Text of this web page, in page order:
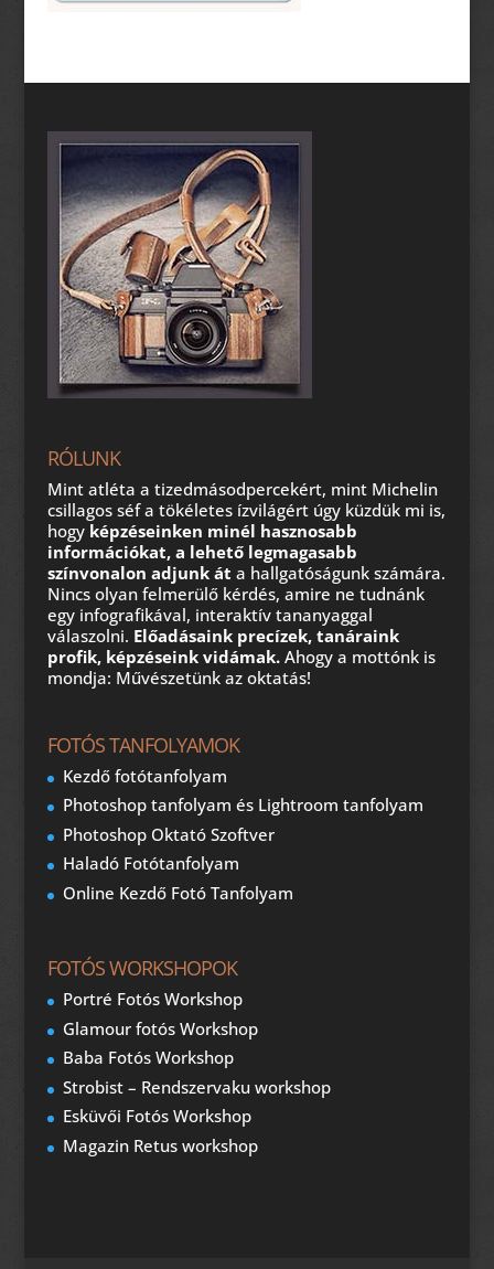
RÓLUNK
Mint atléta a tizedmásodpercekért, mint Michelin
csillagos séf a tökéletes ízvilágért úgy küzdük mi is,
hogy képzéseinken minél hasznosabb
információkat, a lehető legmagasabb
színvonalon adjunk át a hallgatóságunk számára.
Nincs olyan felmerülő kérdés, amire ne tudnánk
egy infografikával, interaktív tananyaggal
válaszolni. Előadásaink precízek, tanáraink
profik, képzéseink vidámak.Ahogy a mottónk is
mondja: Művészetünk az oktatás!
FOTÓS TANFOLYAMOK
Kezdő fotótanfolyam
Photoshop tanfolyam és Lightroom tanfolyam
Photoshop Oktató Szoftver
Haladó Fotótanfolyam
Online Kezdő Fotó Tanfolyam
FOTÓS WORKSHOPOK
Portré Fotós Workshop
Glamour fotós Workshop
Baba Fotós Workshop
Strobist – Rendszervaku workshop
Esküvői Fotós Workshop
Magazin Retus workshop